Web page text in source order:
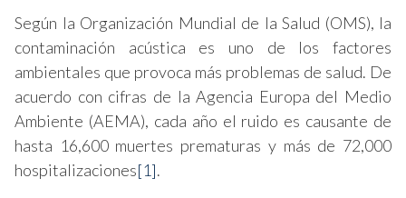
Según la Organización Mundial de la Salud (OMS), la
contaminación acústica es uno de los factores
ambientales que provoca más problemas de salud. De
acuerdo con cifras de la Agencia Europa del Medio
Ambiente (AEMA), cada año el ruido es causante de
hasta 16,600 muertes prematuras y más de 72,000
hospitalizaciones[1].